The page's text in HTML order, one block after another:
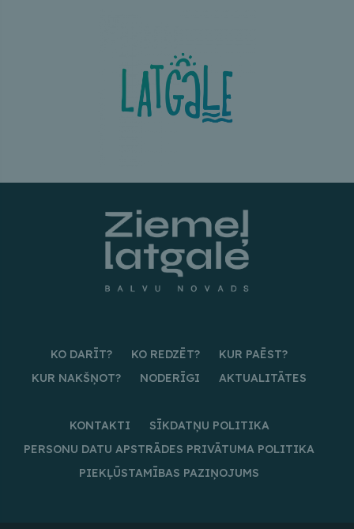
KO DARĪT? KO REDZĒT?
KUR PAĒST?
KUR NAKŠŅOT?
NODERĪGI AKTUALITĀTES
KONTAKTI
SĪKDATŅU POLITIKA
PERSONU DATU APSTRĀDES PRIVĀTUMA POLITIKA
PIEKĻŪSTAMĪBAS PAZIŅOJUMS